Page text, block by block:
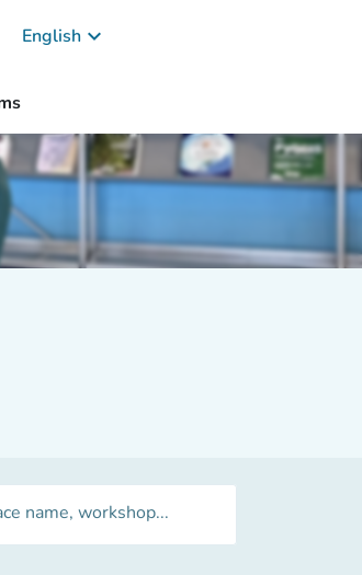
English keyboard_arrow_down
name, workshop...